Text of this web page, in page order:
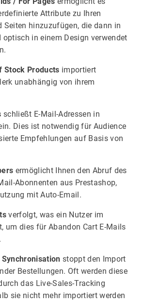
Attribute zu Ihren
Seiten hinzuzufügen, die dann in
optisch in einem Design verwendet
Stock Products importiert
unabhängig von ihrem
schließt E-Mail-Adressen in
Dies ist notwendig für Audience
Empfehlungen auf Basis von
ermöglicht Ihnen den Abruf des
Abonnenten aus Prestashop,
mit Auto-Email.
verfolgt, was ein Nutzer im
um dies für Abandon Cart E-Mails
stoppt den Import
Bestellungen. Oft werden diese
das Live-Sales-Tracking
sie nicht mehr importiert werden